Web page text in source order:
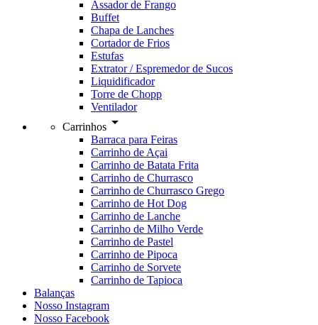
Assador de Frango
Buffet
Chapa de Lanches
Cortador de Frios
Estufas
Extrator / Espremedor de Sucos
Liquidificador
Torre de Chopp
Ventilador
Carrinhos arrow_drop_down
Barraca para Feiras
Carrinho de Açai
Carrinho de Batata Frita
Carrinho de Churrasco
Carrinho de Churrasco Grego
Carrinho de Hot Dog
Carrinho de Lanche
Carrinho de Milho Verde
Carrinho de Pastel
Carrinho de Pipoca
Carrinho de Sorvete
Carrinho de Tapioca
Balanças
Nosso Instagram
Nosso Facebook